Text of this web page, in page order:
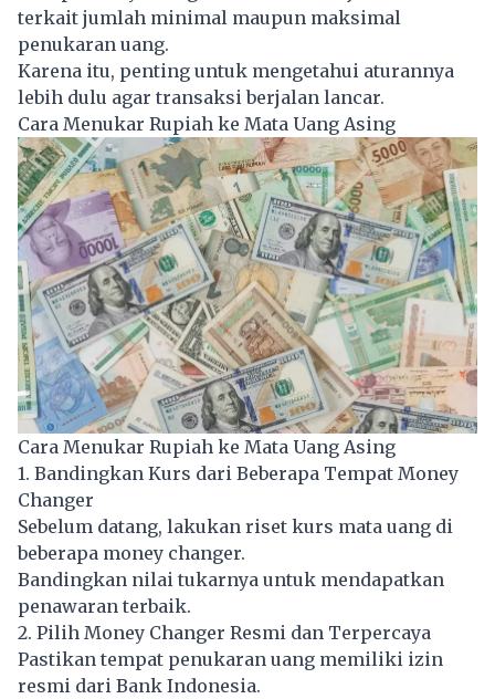
terkait jumlah minimal maupun maksimal
penukaran uang.
Karena itu, penting untuk mengetahui aturannya
lebih dulu agar transaksi berjalan lancar.
Cara Menukar Rupiah ke Mata Uang Asing
Cara Menukar Rupiah ke Mata Uang Asing
1. Bandingkan Kurs dari Beberapa Tempat Money
Changer
Sebelum datang, lakukan riset kurs mata uang di
beberapa money changer.
Bandingkan nilai tukarnya untuk mendapatkan
penawaran terbaik.
2. Pilih Money Changer Resmi dan Terpercaya
Pastikan tempat penukaran uang memiliki izin
resmi dari Bank Indonesia.